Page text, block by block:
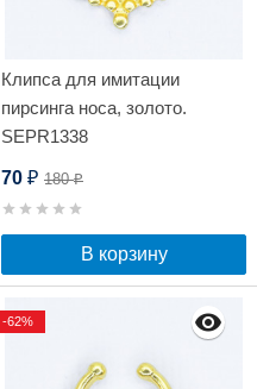
Клипса для имитации
пирсинга носа, золото.
SEPR1338
70 ₽ 180₽
В корзину
-62%